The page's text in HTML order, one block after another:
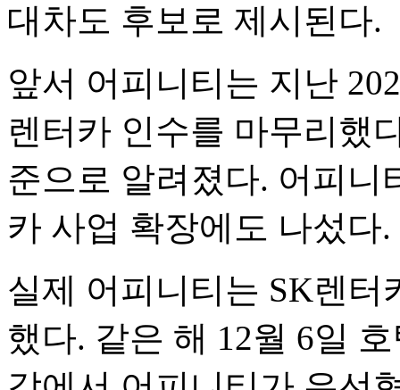
대차도 후보로 제시된다.
앞서 어피니티는 지난
렌터카 인수를 마무리했
준으로 알려졌다. 어피니
카 사업 확장에도 나섰다.
실제 어피니티는 SK렌
했다. 같은 해 12월 6일